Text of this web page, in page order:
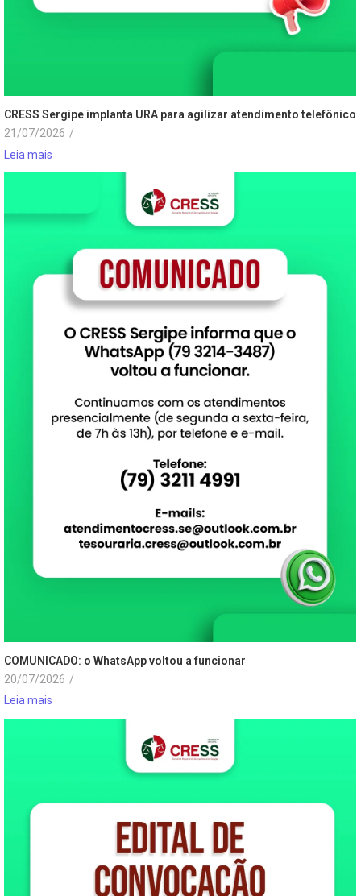
CRESS Sergipe implanta URA para agilizar atendimento telefônico
21/07/2026 /
Leia mais
COMUNICADO: o WhatsApp voltou a funcionar
20/07/2026 /
Leia mais